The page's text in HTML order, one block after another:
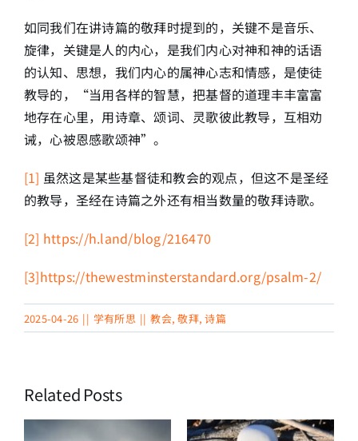
如同我们在讲诗篇的敬拜时提到的，关键不是音乐、
旋律，关键是人的内心，是我们内心对神和神的话语
的认知、思想，我们内心的属神心志和情感，是使徒
教导的，“当用各样的智慧，把基督的道理丰丰富富
地存在心里，用诗章、颂词、灵歌彼此教导，互相劝
诫，心被恩感歌颂神”。
[1] 虽然这是某些基督徒和教会的观点，但这不是圣经
的教导，圣经在诗篇之外还有相当数量的敬拜诗歌。
[2] https://h.land/blog/216470
[3]https://thewestminsterstandard.org/psalm-2/
2025-04-26 || 学有所思 || 教会,敬拜,诗篇
Related Posts